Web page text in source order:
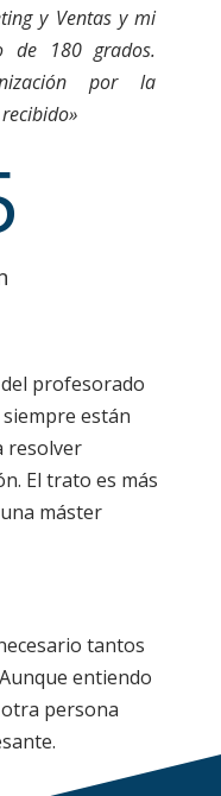
y Ventas y mi
180 grados.
por la
profesorado
están
resolver
El trato es más
máster
tantos
entiendo
persona